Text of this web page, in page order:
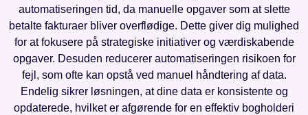
automatiseringen tid, da manuelle opgaver som at slette
betalte fakturaer bliver overflødige. Dette giver dig mulighed
for at fokusere på strategiske initiativer og værdiskabende
opgaver. Desuden reducerer automatiseringen risikoen for
fejl, som ofte kan opstå ved manuel håndtering af data.
Endelig sikrer løsningen, at dine data er konsistente og
opdaterede, hvilket er afgørende for en effektiv bogholderi